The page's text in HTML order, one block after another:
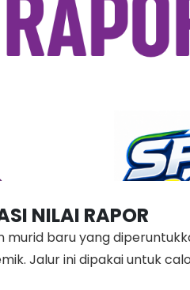
NILAI RAPOR
baru yang
Jalur ini dipakai untuk